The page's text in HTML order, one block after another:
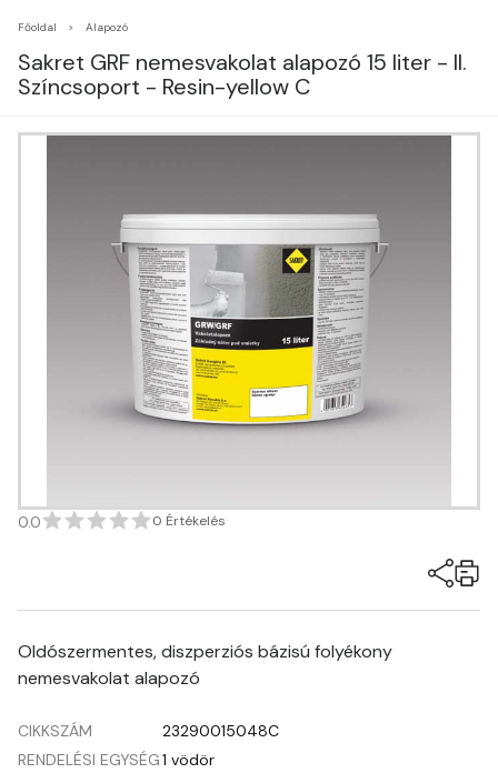
Főoldal Alapozó
Sakret GRF nemesvakolat alapozó 15 liter - II.
Színcsoport - Resin-yellow C
0.0 0 Értékelés
Oldószermentes, diszperziós bázisú folyékony
nemesvakolat alapozó
CIKKSZÁM
23290015048C
RENDELÉSI EGYSÉG1 vödör